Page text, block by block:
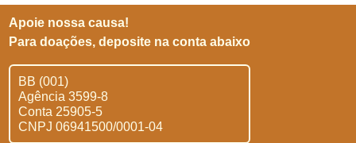
Apoie nossa causa!
Para doações, deposite na conta abaixo
BB (001)
Agência 3599-8
Conta 25905-5
CNPJ 06941500/0001-04